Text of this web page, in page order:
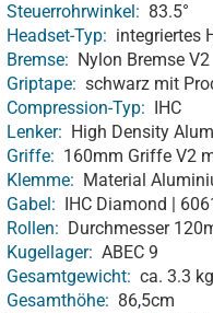
Steuerrohrwinkel: 83.5°
Headset-Typ: integriertes
Bremse: Nylon Bremse V2
Griptape: schwarz mit
Compression-Typ: IHC
Lenker: High Density
Griffe: 160mm Griffe V2
Klemme: Material
Gabel: IHC Diamond |
Rollen: Durchmesser
Kugellager: ABEC 9
Gesamtgewicht: ca. 3.3 kg
Gesamthöhe: 86,5cm